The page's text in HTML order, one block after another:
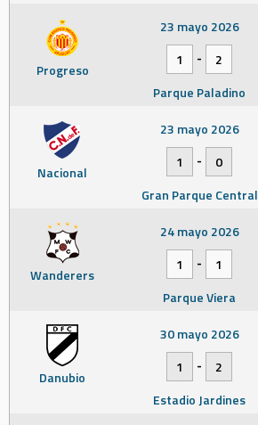
Progreso
23 mayo 2026
1
-
2
Parque Paladino
Nacional
23 mayo 2026
1
-
0
Gran Parque Central
Wanderers
24 mayo 2026
1
-
1
Parque Viera
Danubio
30 mayo 2026
1
-
2
Estadio Jardines